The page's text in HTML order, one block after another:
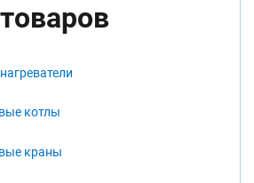
котлы
краны